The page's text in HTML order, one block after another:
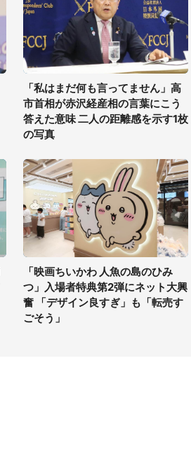
「私はまだ何も言ってません」高
市首相が赤沢経産相の言葉にこう
答えた意味 二人の距離感を示す1枚
の写真
「映画ちいかわ 人魚の島のひみ
つ」入場者特典第2弾にネット大興
奮 「デザイン良すぎ」も「転売す
ごそう」